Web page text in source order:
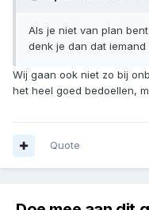
Als je niet van plan
denk je dan dat
Wij gaan ook niet zo bij
het heel goed bedoellen,
Quote